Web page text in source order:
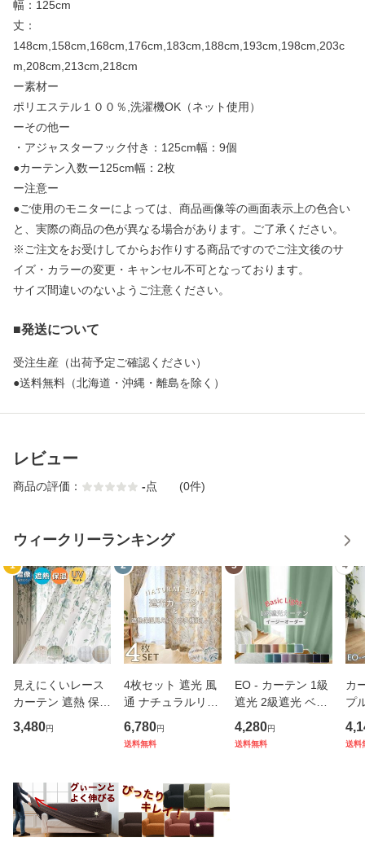
幅：125cm
丈：
148cm,158cm,168cm,176cm,183cm,188cm,193cm,198cm,203c
m,208cm,213cm,218cm
ー素材ー
ポリエステル１００％,洗濯機OK（ネット使用）
ーその他ー
・アジャスターフック付き：125cm幅：9個
●カーテン入数ー125cm幅：2枚
ー注意ー
●ご使用のモニターによっては、商品画像等の画面表示上の色合い
と、実際の商品の色が異なる場合があります。ご了承ください。
※ご注文をお受けしてからお作りする商品ですのでご注文後のサ
イズ・カラーの変更・キャンセル不可となっております。
サイズ間違いのないようご注意ください。
■発送について
受注生産（出荷予定ご確認ください）
●送料無料（北海道・沖縄・離島を除く）
レビュー
商品の評価： -点 (0件)
ウィークリーランキング
1
見えにくいレース
カーテン 遮熱 保温
UVカットナチュラ
ル 絵羽 デザイン
やか オーナメント
【幅100
3,480円
2
4枚セット 遮光 風
通 ナチュラルリー
フ 遮光カーテン &
遮熱 保温 見えにく
丈135 178 200cm
おし
6,780円
送料無料
3
EO - カーテン 1級
遮光 2級遮光 ベー
シック ライト 遮光
カーテン幅100cm
4,280円
送料無料
4
カ
プ
ス
送料